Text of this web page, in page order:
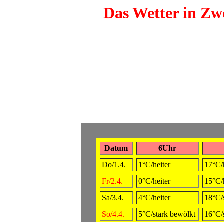
Das Wetter in
Datum
6Uhr
Do/1.4.
1°C/heiter
Fr/2.4.
0°C/heiter
Sa/3.4.
4°C/heiter
So/4.4.
5°C/stark bewölkt